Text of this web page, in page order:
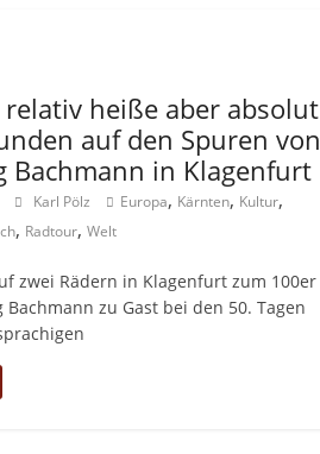
relativ heiße aber absolut
auf den Spuren von
Bachmann in Klagenfurt
Karl Pölz Europa, Kärnten, Kultur,
, Radtour,Welt
zwei Rädern in Klagenfurt zum 100er
Bachmann zu Gast bei den 50. Tagen